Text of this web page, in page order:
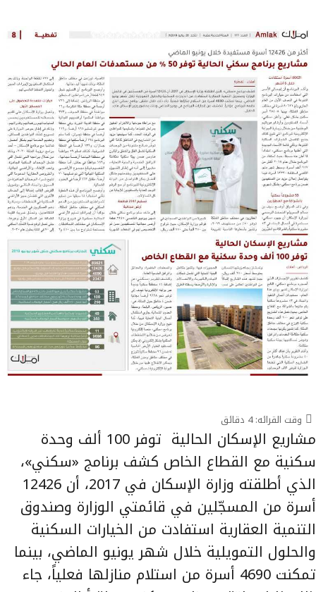
وقت القرائه:4 دقائق
مشاريع الإسكان الحالية توفر 100 ألف وحدة
سكنية مع القطاع الخاص كشف برنامج «سكني»،
الذي أطلقته وزارة الإسكان في 2017، أن 12426
أسرة من المسجّلين في قائمتي الوزارة وصندوق
التنمية العقارية استفادت من الخيارات السكنية
والحلول التمويلية خلال شهر يونيو الماضي، بينما
تمكنت 4690 أسرة من استلام منازلها فعلياً، جاء